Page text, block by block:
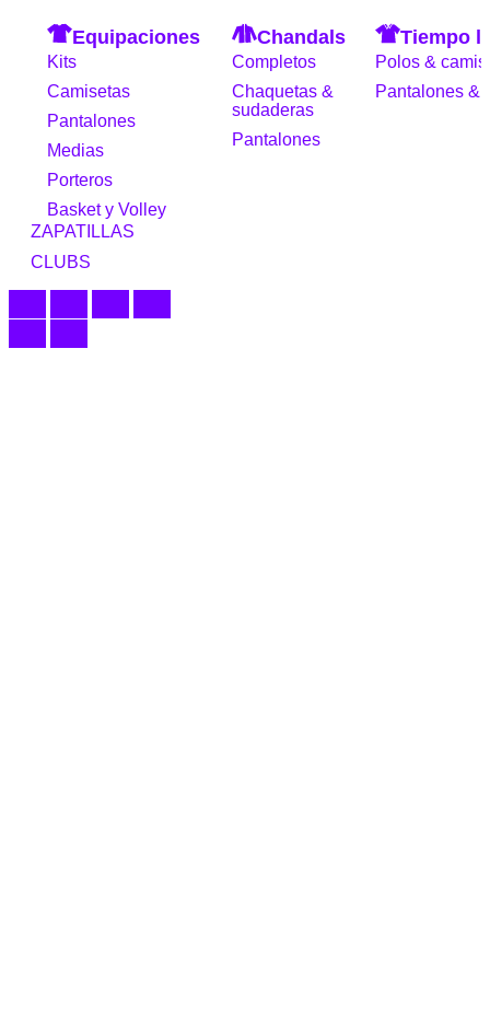
Equipaciones
Kits
Camisetas
Pantalones
Medias
Porteros
Basket y Volley
Chandals
Completos
Chaquetas &
sudaderas
Pantalones
Tiempo
Polos &
Pantalones &
ZAPATILLAS
CLUBS